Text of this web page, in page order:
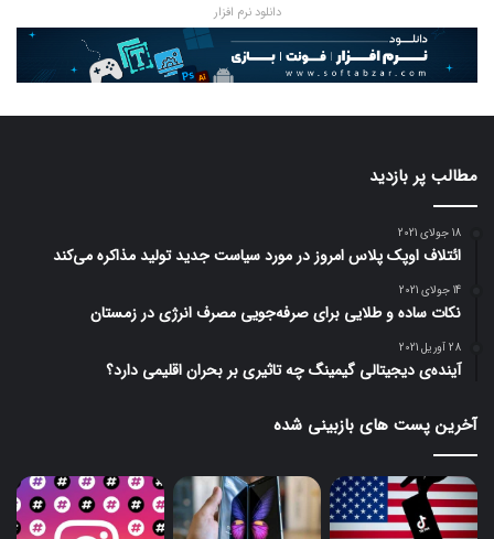
دانلود نرم افزار
مطالب پر بازدید
18 جولای 2021
ائتلاف اوپک پلاس امروز در مورد سیاست جدید تولید مذاکره می‌کند
14 جولای 2021
نکات ساده و طلایی برای صرفه‌جویی مصرف انرژی در زمستان
28 آوریل 2021
آینده‌ی دیجیتالی گیمینگ چه تاثیری بر بحران اقلیمی دارد؟
آخرین پست های بازبینی شده